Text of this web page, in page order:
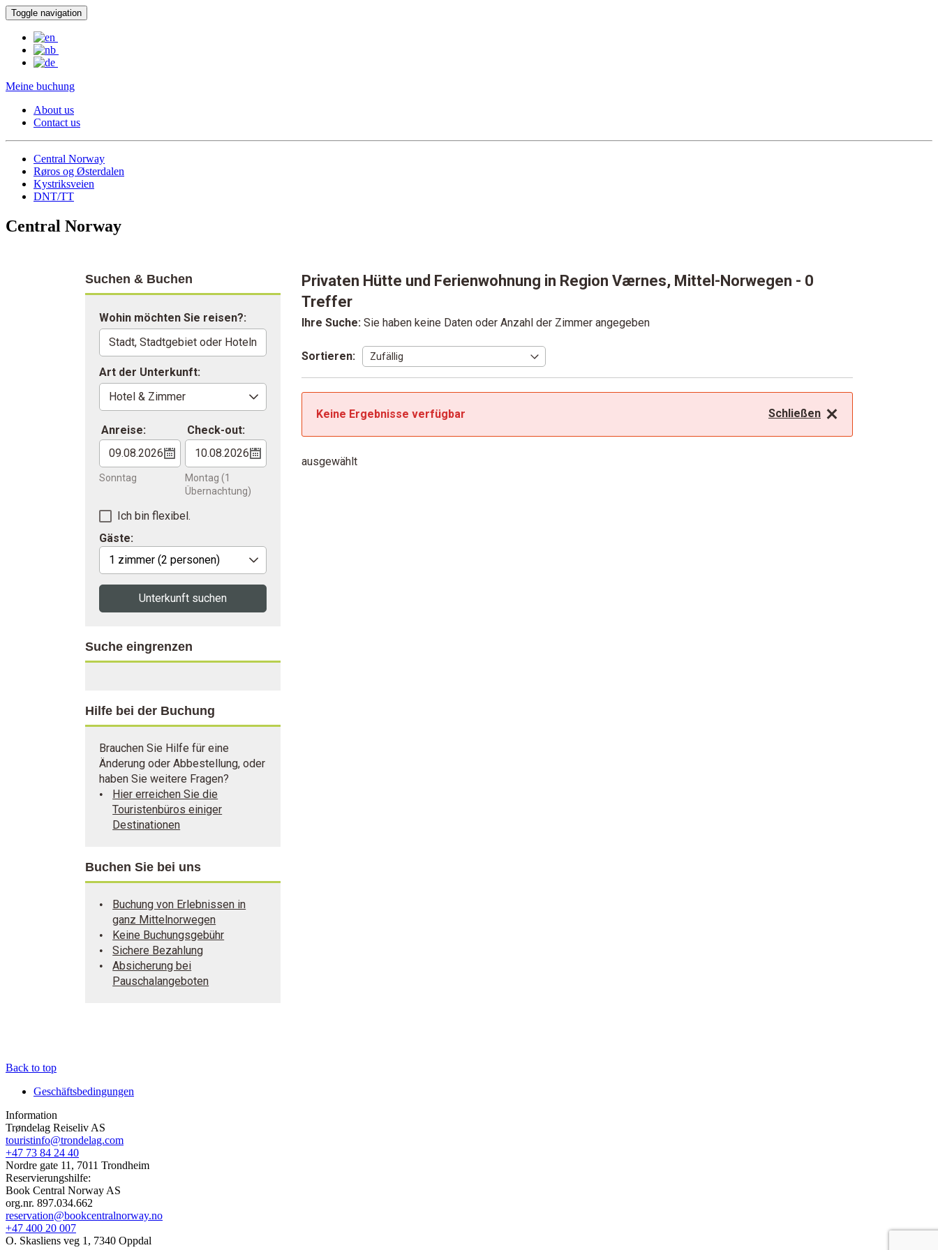
Toggle navigation
Meine buchung
About us
Contact us
Central Norway
Røros og Østerdalen
Kystriksveien
DNT/TT
Central Norway
Privaten Hütte und Ferienwohnung in Region Værnes, Mittel-Norwegen - 0
Treffer
Ihre Suche: Sie haben keine Daten oder Anzahl der Zimmer angegeben
Sortieren:
Schließen
Keine Ergebnisse verfügbar
ausgewählt
Suchen & Buchen
Wohin möchten Sie reisen?:
Art der Unterkunft:
Anreise:
Sonntag
Check-out:
Montag (1
Übernachtung)
Ich bin flexibel.
Gäste:
1 zimmer (2 personen)
Unterkunft suchen
Suche eingrenzen
Hilfe bei der Buchung
Brauchen Sie Hilfe für eine
Änderung oder Abbestellung, oder
haben Sie weitere Fragen?
Hier erreichen Sie die
Touristenbüros einiger
Destinationen
Buchen Sie bei uns
Buchung von Erlebnissen in
ganz Mittelnorwegen
Keine Buchungsgebühr
Sichere Bezahlung
Absicherung bei
Pauschalangeboten
Back to top
Geschäftsbedingungen
Information
Trøndelag Reiseliv AS
touristinfo@trondelag.com
+47 73 84 24 40
Nordre gate 11, 7011 Trondheim
Reservierungshilfe:
Book Central Norway AS
org.nr. 897.034.662
reservation@bookcentralnorway.no
+47 400 20 007
O. Skasliens veg 1, 7340 Oppdal